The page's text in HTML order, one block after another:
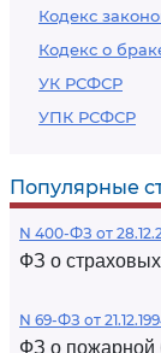
Кодекс
Кодекс о
УК РСФСР
УПК РСФСР
Популярные
N 400-ФЗ от
ФЗ о
N 69-ФЗ от
ФЗ о пожарной